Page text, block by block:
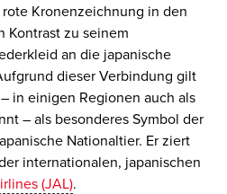
Kronenzeichnung in den
Kontrast zu seinem
an die japanische
dieser Verbindung gilt
in einigen Regionen auch als
– als besonderes Symbol der
Nationaltier. Er ziert
internationalen, japanischen
(JAL).